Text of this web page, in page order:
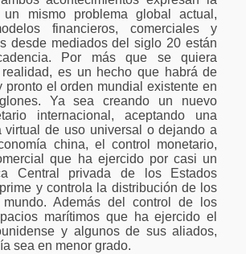
mismo problema global actual,
financieros, comerciales y
desde mediados del siglo 20 están
Por más que se quiera
es un hecho que habrá de
pronto el orden mundial existente en
Ya sea creando un nuevo
internacional, aceptando una
virtual de uso universal o dejando a
china, el control monetario,
que ha ejercido por casi un
Central privada de los Estados
y controla la distribución de los
Además del control de los
marítimos que ha ejercido el
y algunos de sus aliados,
sea en menor grado.